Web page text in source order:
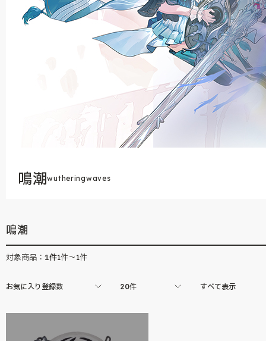
鳴潮wutheringwaves
鳴潮
対象商品： 1件1件～1件
お気に入り登録数 20件 すべて表示